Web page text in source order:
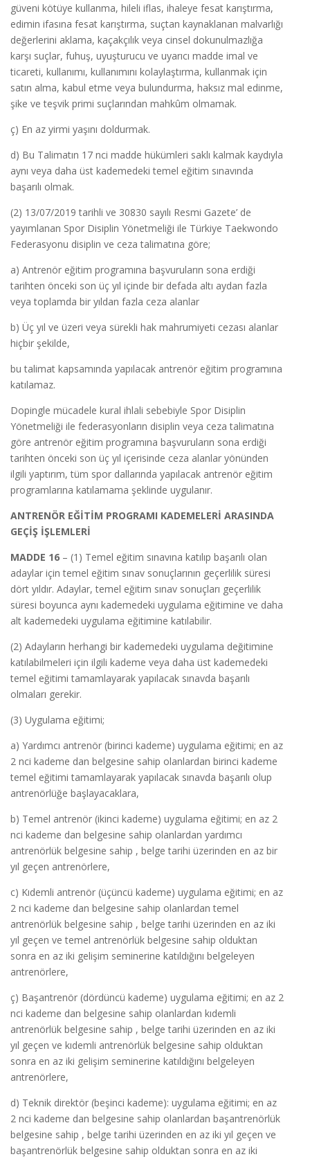
güveni kötüye kullanma, hileli iflas, ihaleye fesat karıştırma,
edimin ifasına fesat karıştırma, suçtan kaynaklanan malvarlığı
değerlerini aklama, kaçakçılık veya cinsel dokunulmazlığa
karşı suçlar, fuhuş, uyuşturucu ve uyarıcı madde imal ve
ticareti, kullanımı, kullanımını kolaylaştırma, kullanmak için
satın alma, kabul etme veya bulundurma, haksız mal edinme,
şike ve teşvik primi suçlarından mahkûm olmamak.
ç) En az yirmi yaşını doldurmak.
d) Bu Talimatın 17 nci madde hükümleri saklı kalmak kaydıyla
aynı veya daha üst kademedeki temel eğitim sınavında
başarılı olmak.
(2) 13/07/2019 tarihli ve 30830 sayılı Resmi Gazete’ de
yayımlanan Spor Disiplin Yönetmeliği ile Türkiye Taekwondo
Federasyonu disiplin ve ceza talimatına göre;
a) Antrenör eğitim programına başvuruların sona erdiği
tarihten önceki son üç yıl içinde bir defada altı aydan fazla
veya toplamda bir yıldan fazla ceza alanlar
b) Üç yıl ve üzeri veya sürekli hak mahrumiyeti cezası alanlar
hiçbir şekilde,
bu talimat kapsamında yapılacak antrenör eğitim programına
katılamaz.
Dopingle mücadele kural ihlali sebebiyle Spor Disiplin
Yönetmeliği ile federasyonların disiplin veya ceza talimatına
göre antrenör eğitim programına başvuruların sona erdiği
tarihten önceki son üç yıl içerisinde ceza alanlar yönünden
ilgili yaptırım, tüm spor dallarında yapılacak antrenör eğitim
programlarına katılamama şeklinde uygulanır.
ANTRENÖR EĞİTİM PROGRAMI KADEMELERİ ARASINDA
GEÇİŞ İŞLEMLERİ
MADDE 16 – (1) Temel eğitim sınavına katılıp başarılı olan
adaylar için temel eğitim sınav sonuçlarının geçerlilik süresi
dört yıldır. Adaylar, temel eğitim sınav sonuçları geçerlilik
süresi boyunca aynı kademedeki uygulama eğitimine ve daha
alt kademedeki uygulama eğitimine katılabilir.
(2) Adayların herhangi bir kademedeki uygulama değitimine
katılabilmeleri için ilgili kademe veya daha üst kademedeki
temel eğitimi tamamlayarak yapılacak sınavda başarılı
olmaları gerekir.
(3) Uygulama eğitimi;
a) Yardımcı antrenör (birinci kademe) uygulama eğitimi; en az
2 nci kademe dan belgesine sahip olanlardan birinci kademe
temel eğitimi tamamlayarak yapılacak sınavda başarılı olup
antrenörlüğe başlayacaklara,
b) Temel antrenör (ikinci kademe) uygulama eğitimi; en az 2
nci kademe dan belgesine sahip olanlardan yardımcı
antrenörlük belgesine sahip , belge tarihi üzerinden en az bir
yıl geçen antrenörlere,
c) Kıdemli antrenör (üçüncü kademe) uygulama eğitimi; en az
2 nci kademe dan belgesine sahip olanlardan temel
antrenörlük belgesine sahip , belge tarihi üzerinden en az iki
yıl geçen ve temel antrenörlük belgesine sahip olduktan
sonra en az iki gelişim seminerine katıldığını belgeleyen
antrenörlere,
ç) Başantrenör (dördüncü kademe) uygulama eğitimi; en az 2
nci kademe dan belgesine sahip olanlardan kıdemli
antrenörlük belgesine sahip , belge tarihi üzerinden en az iki
yıl geçen ve kıdemli antrenörlük belgesine sahip olduktan
sonra en az iki gelişim seminerine katıldığını belgeleyen
antrenörlere,
d) Teknik direktör (beşinci kademe): uygulama eğitimi; en az
2 nci kademe dan belgesine sahip olanlardan başantrenörlük
belgesine sahip , belge tarihi üzerinden en az iki yıl geçen ve
başantrenörlük belgesine sahip olduktan sonra en az iki